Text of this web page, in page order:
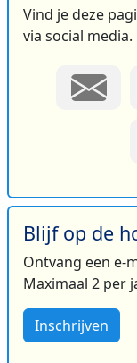
Vind je deze
via social media.
Blijf op de
Ontvang een e-
Maximaal 2 per
Inschrijven